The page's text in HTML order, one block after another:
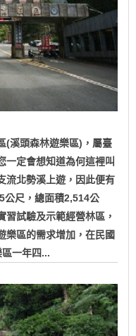
(溪頭森林遊樂區)，屬臺
一定會想知道為何這裡叫
流北勢溪上遊，因此便有
公尺，總面積2,514公
習試驗及示範經營林區，
樂區的需求增加，在民國
一年四...